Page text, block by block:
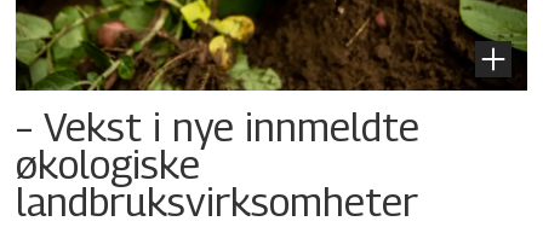
– Vekst i nye innmeldte
økologiske
landbruksvirksomheter